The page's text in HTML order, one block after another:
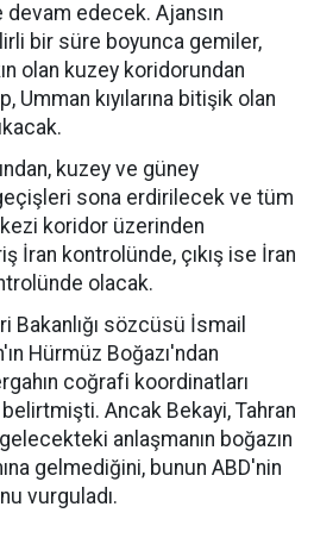
edecek. Ajansın
bir süre boyunca gemiler,
olan kuzey koridorundan
Umman kıyılarına bitişik olan
kuzey ve güney
sona erdirilecek ve tüm
koridor üzerinden
İran kontrolünde, çıkış ise İran
olacak.
Bakanlığı sözcüsü İsmail
Hürmüz Boğazı'ndan
coğrafi koordinatları
belirtmişti. Ancak Bekayi, Tahran
anlaşmanın boğazın
gelmediğini, bunun ABD'nin
vurguladı.